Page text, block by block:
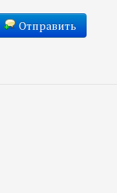
Отправить